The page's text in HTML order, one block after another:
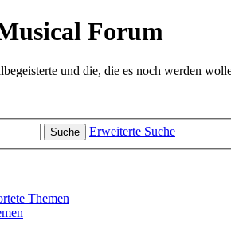
Forum
und die, die es noch werden
Suche Erweiterte Suche
Themen